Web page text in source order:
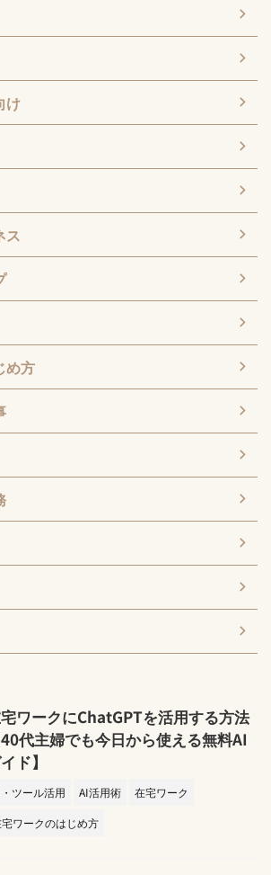
け
ス
め方
ワークにChatGPTを活用する方法
40代主婦でも今日から使える無料AI
ド】
ツール活用 AI活用術
在宅ワーク
ワークのはじめ方